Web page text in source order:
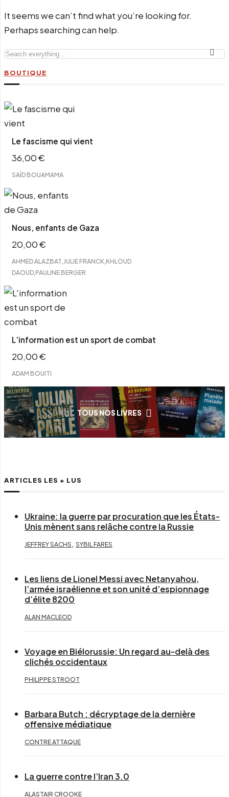
It seems we can’t find what you’re looking for.
Perhaps searching can help.
Search
BOUTIQUE
Le fascisme qui vient
36,00€
SAÏD BOUAMAMA
Nous, enfants de Gaza
20,00€
AHMED ALAZBAT JULIE FRANCK KHLOUD
DAOUD PAULINE BERGER
L’information est un sport de combat
20,00€
ADAM BOUITI
TOUS NOS LIVRES
ARTICLES LES + LUS
Ukraine: la guerre par procuration que les États-
Unis mènent sans relâche contre la Russie
JEFFREY SACHS , SYBIL FARES
Les liens de Lionel Messi avec Netanyahou,
l’armée israélienne et son unité d’espionnage
d’élite 8200
ALAN MACLEOD
Voyage en Biélorussie: Un regard au-delà des
clichés occidentaux
PHILIPPE STROOT
Barbara Butch : décryptage de la dernière
offensive médiatique
CONTRE ATTAQUE
La guerre contre l’Iran 3.0
ALASTAIR CROOKE